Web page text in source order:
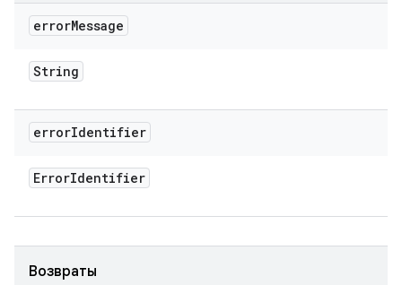
errorMessage
String
errorIdentifier
ErrorIdentifier
Возвраты